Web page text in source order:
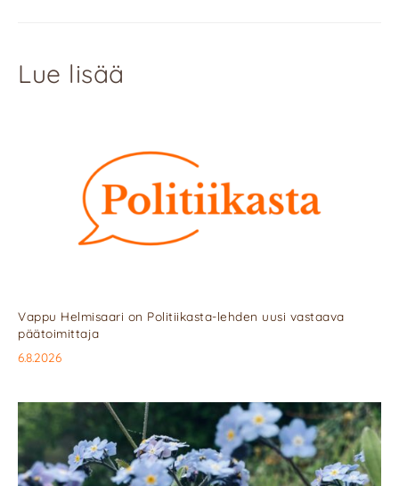
Lue lisää
Vappu Helmisaari on Politiikasta-lehden uusi vastaava
päätoimittaja
6.8.2026